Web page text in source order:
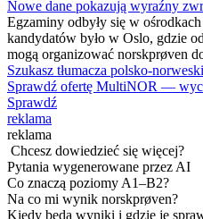
Nowe dane pokazują wyraźny
Egzaminy odbyły się w
kandydatów było w Oslo, gdzie
mogą organizować norskprøven
Szukasz tłumacza polsko-
Sprawdź ofertę MultiNOR —
Sprawdź
reklama
reklama
Chcesz dowiedzieć się więcej?
Pytania wygenerowane przez AI
Co znaczą poziomy A1–B2?
Na co mi wynik norskprøven?
Kiedy będą wyniki i gdzie je